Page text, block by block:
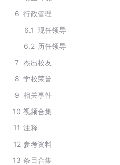
6 行政管理
6.1 现任领导
6.2 历任领导
7 杰出校友
8 学校荣誉
9 相关事件
10 视频合集
11 注释
12 参考资料
13 条目合集